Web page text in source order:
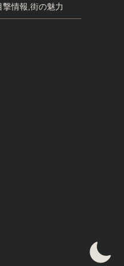
撃情報,街の魅力